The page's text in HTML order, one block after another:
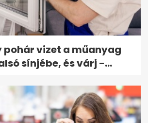
pohár vizet a műanyag
sínjébe, és várj -...